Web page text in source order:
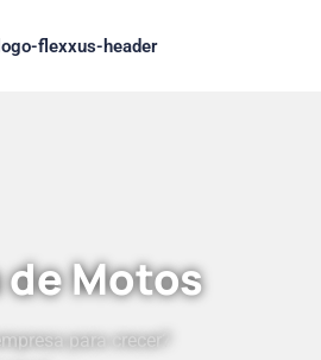
Motos
para crecer?